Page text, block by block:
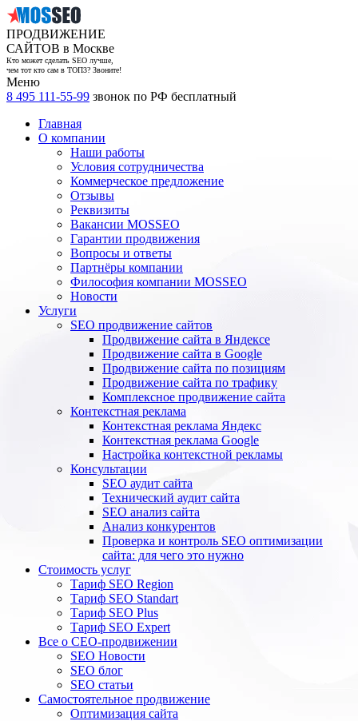
ПРОДВИЖЕНИЕ
САЙТОВ в Москве
Кто может сделать SEO лучше,
чем тот кто сам в ТОП3? Звоните!
Меню
8 495 111-55-99 звонок по РФ бесплатный
Главная
О компании
Наши работы
Условия сотрудничества
Коммерческое предложение
Отзывы
Реквизиты
Вакансии MOSSEO
Гарантии продвижения
Вопросы и ответы
Партнёры компании
Философия компании MOSSEO
Новости
Услуги
SEO продвижение сайтов
Продвижение сайта в Яндексе
Продвижение сайта в Google
Продвижение сайта по позициям
Продвижение сайта по трафику
Комплексное продвижение сайта
Контекстная реклама
Контекстная реклама Яндекс
Контекстная реклама Google
Настройка контекстной рекламы
Консультации
SEO аудит сайта
Технический аудит сайта
SEO анализ сайта
Анализ конкурентов
Проверка и контроль SEO оптимизации
сайта: для чего это нужно
Стоимость услуг
Тариф SEO Region
Тариф SEO Standart
Тариф SEO Plus
Тариф SEO Expert
Все о СЕО-продвижении
SEO Новости
SEO блог
SEO статьи
Самостоятельное продвижение
Оптимизация сайта